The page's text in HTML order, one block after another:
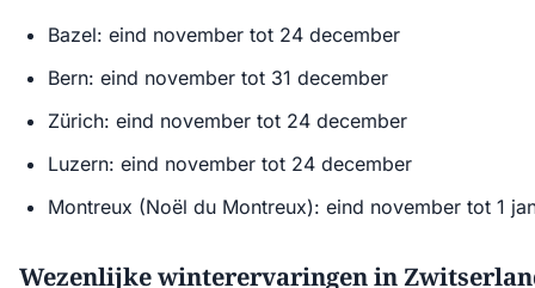
Bazel: eind november tot 24 december
Bern: eind november tot 31 december
Zürich: eind november tot 24 december
Luzern: eind november tot 24 december
Montreux (Noël du Montreux): eind november tot 1
Wezenlijke winterervaringen in